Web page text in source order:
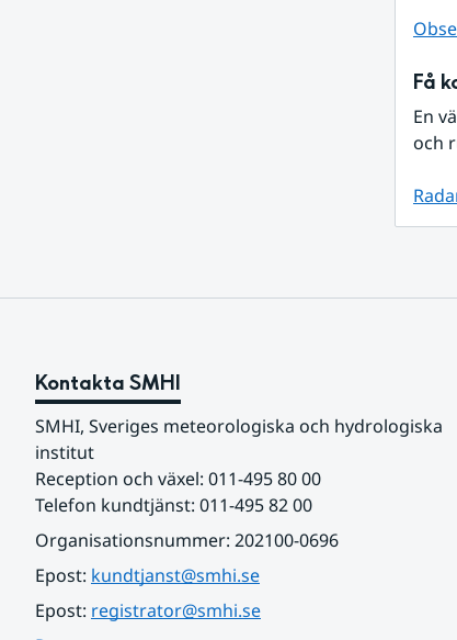
Få
En
och
Kontakta SMHI
SMHI, Sveriges meteorologiska och hydrologiska
institut
Reception och växel: 011-495 80 00
Telefon kundtjänst: 011-495 82 00
Organisationsnummer: 202100-0696
Epost: kundtjanst@smhi.se
Epost: registrator@smhi.se